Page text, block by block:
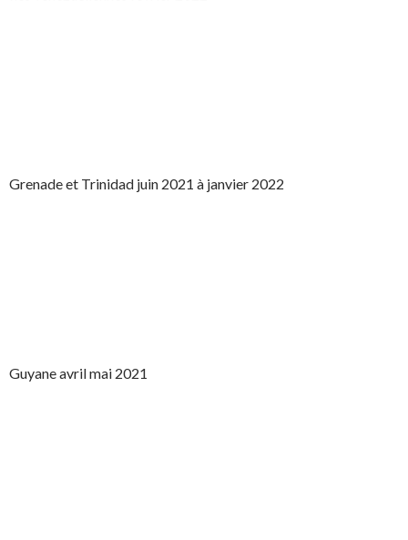
Grenade et Trinidad juin 2021 à janvier 2022
Guyane avril mai 2021